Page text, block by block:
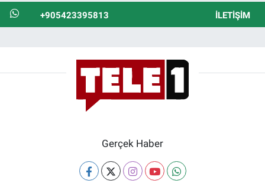
+905423395813 İLETIŞIM
Gerçek Haber